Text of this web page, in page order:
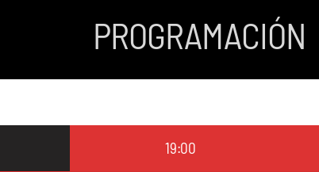
PROGRAMACIÓN
19:00